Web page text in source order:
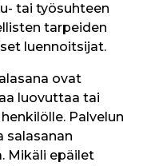
tai työsuhteen
tarpeiden
luennoitsijat.
ovat
luovuttaa tai
Palvelun
salasanan
Mikäli epäilet